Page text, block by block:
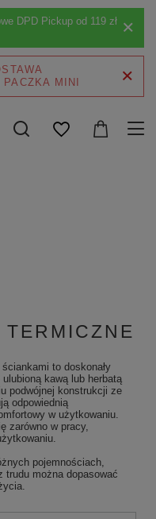
DPD Pickup od 119 zł
to doskonały
kawą lub herbatą
podwójnej konstrukcji ze
odpowiednią
w użytkowaniu.
zarówno w pracy,
pojemnościach,
trudu można dopasować